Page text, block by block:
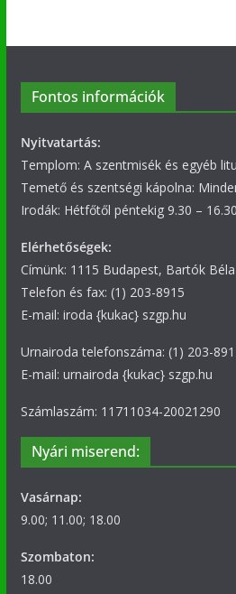
Fontos információk
Nyitvatartás:
Templom: A szentmisék és egyéb
Temető és szentségi kápolna:
Irodák: Hétfőtől péntekig 9.30 –
Elérhetőségek:
Címünk: 1115 Budapest, Bartók
Telefon és fax: (1) 203-8915
E-mail: iroda {kukac} szgp.hu
Urnairoda telefonszáma: (1) 203-
E-mail: urnairoda {kukac} szgp.hu
Számlaszám: 11711034-20021290
Nyári miserend:
Vasárnap:
9.00; 11.00; 18.00
Szombaton:
18.00